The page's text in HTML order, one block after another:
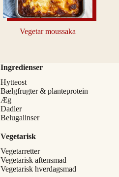
Vegetar moussaka
Ingredienser
Hytteost
Bælgfrugter & planteprotein
Æg
Dadler
Belugalinser
Vegetarisk
Vegetarretter
Vegetarisk aftensmad
Vegetarisk hverdagsmad